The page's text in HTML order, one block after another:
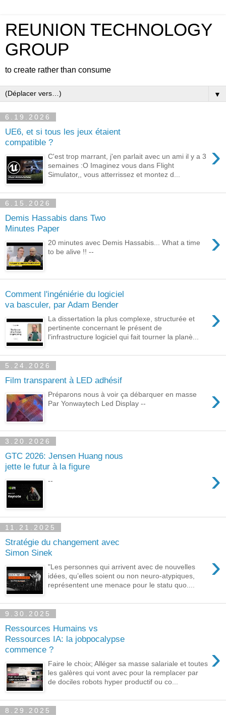
REUNION TECHNOLOGY
GROUP
to create rather than consume
▼
6.19.2026
UE6, et si tous les jeux étaient
compatible ?
›
C'est trop marrant, j'en parlait avec un ami il y a 3
semaines :O Imaginez vous dans Flight
Simulator,, vous atterrissez et montez d...
6.15.2026
Demis Hassabis dans Two
Minutes Paper
›
20 minutes avec Demis Hassabis... What a time
to be alive !! --
Comment l'ingéniérie du logiciel
va basculer, par Adam Bender
›
La dissertation la plus complexe, structurée et
pertinente concernant le présent de
l'infrastructure logiciel qui fait tourner la planè...
5.24.2026
Film transparent à LED adhésif
›
Préparons nous à voir ça débarquer en masse
Par Yonwaytech Led Display --
3.20.2026
GTC 2026: Jensen Huang nous
jette le futur à la figure
›
--
11.21.2025
Stratégie du changement avec
Simon Sinek
›
"Les personnes qui arrivent avec de nouvelles
idées, qu’elles soient ou non neuro-atypiques,
représentent une menace pour le statu quo....
9.30.2025
Ressources Humains vs
Ressources IA: la jobpocalypse
commence ?
›
Faire le choix; Alléger sa masse salariale et toutes
les galères qui vont avec pour la remplacer par
de dociles robots hyper productif ou co...
8.29.2025